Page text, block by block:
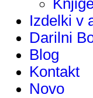
Izdelki v
Darilni
Blog
Kontakt
Novo